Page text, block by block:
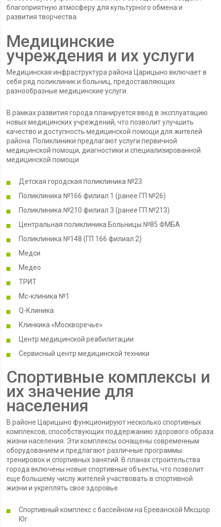
благоприятную атмосферу для культурного обмена и
развития творчества.
Медицинские
учреждения и их услуги
Медицинская инфраструктура района Царицыно включает в
себя ряд поликлиник и больниц, предоставляющих
разнообразные медицинские услуги.
В рамках развития города планируется ввод в эксплуатацию
новых медицинских учреждений, что позволит улучшить
качество и доступность медицинской помощи для жителей
района. Поликлиники предлагают услуги первичной
медицинской помощи, диагностики и специализированной
медицинской помощи
Детская городская поликлиника №23
Поликлиника №166 филиал 1 (ранее ГП №26)
Поликлиника №210 филиал 3 (ранее ГП №213)
Центральная поликлиника Больницы №85 ФМБА
Поликлиника №148 (ГП 166 филиал 2)
Медси
Медео
ТРИТ
Мс-клиника №1
Q-Клиника
Клинкика «Москворечье»
Центр медицинской реабилитации
Сервисный центр медицинской техники
Спортивные комплексы и
их значение для
населения
В районе Царицыно функционируют несколько спортивных
комплексов, способствующих поддержанию здорового образа
жизни населения. Эти комплексы оснащены современным
оборудованием и предлагают различные программы
тренировок и спортивных занятий. В планах строительства
города включены новые спортивные объекты, что позволит
еще большему числу жителей участвовать в спортивной
жизни и укреплять свое здоровье.
Спортивный комплекс с бассейном на Ереванской Мксшор
Юг